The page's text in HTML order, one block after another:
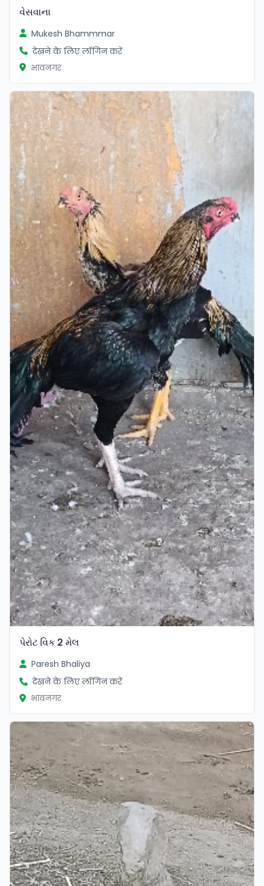
વેસવાના
Mukesh Bhammmar
देखने के लिए लॉगिन करें
भावनगर
પેરોટ વિક 2 મેલ
Paresh Bhaliya
देखने के लिए लॉगिन करें
भावनगर